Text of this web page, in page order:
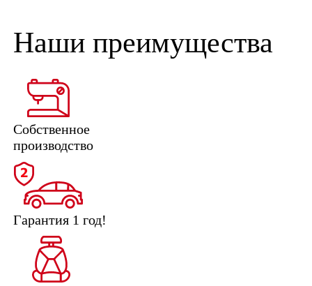
Наши преимущества
Собственное
производство
Гарантия 1 год!